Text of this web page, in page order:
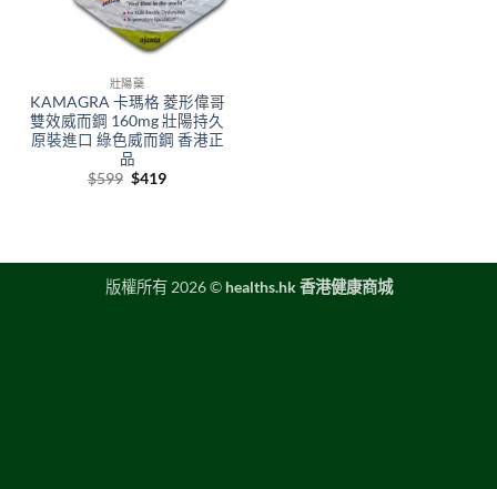
壯陽藥
KAMAGRA 卡瑪格 菱形偉哥
雙效威而鋼 160mg 壯陽持久
原裝進口 綠色威而鋼 香港正
品
$599 Original
$419Current
版權所有 2026 © healths.hk 香港健康商城